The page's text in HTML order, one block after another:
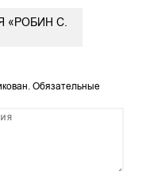
«РОБИН С.
Обязательные